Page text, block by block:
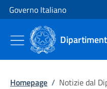
Vai al contenuto
Vai alla navigazione del sito
Governo Italiano
Homepage / Notizie dal